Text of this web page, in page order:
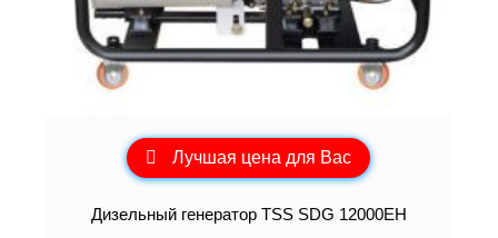
Лучшая цена для Вас
Дизельный генератор TSS SDG 12000EH